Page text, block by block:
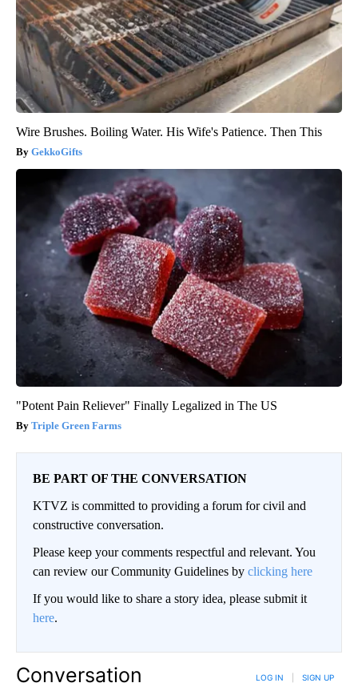
Wire Brushes. Boiling Water. His Wife's Patience. Then This
GekkoGifts
"Potent Pain Reliever" Finally Legalized in The US
Triple Green Farms
BE PART OF THE CONVERSATION
KTVZ is committed to providing a forum for civil and
constructive conversation.
Please keep your comments respectful and relevant. You
can review our Community Guidelines by clicking here
If you would like to share a story idea, please submit it
here.
Conversation LOG IN SIGN UP